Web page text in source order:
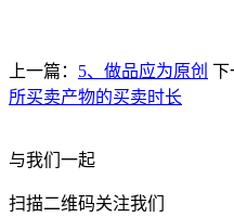
上一篇： 5、做品应为原创 下
所买卖产物的买卖时长
与我们一起
扫描二维码关注我们